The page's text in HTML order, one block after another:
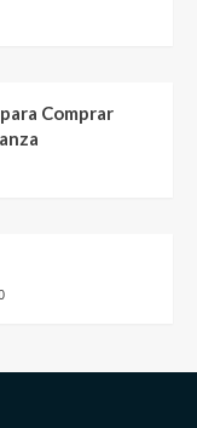
Comprar